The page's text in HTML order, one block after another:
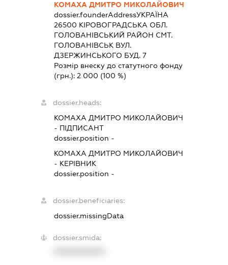
КОМАХА ДМИТРО МИКОЛАЙОВИЧ
dossier.founderAddressУКРАЇНА
26500 КIРОВОГРАДСЬКА ОБЛ.
ГОЛОВАНIВСЬКИЙ РАЙОН СМТ.
ГОЛОВАНІВСЬК ВУЛ.
ДЗЕРЖИНСЬКОГО БУД. 7
Розмір внеску до статутного фонду
(грн.):2 000 (100 %)
dossier.heads:
КОМАХА ДМИТРО МИКОЛАЙОВИЧ
- ПІДПИСАНТ
dossier.position -
КОМАХА ДМИТРО МИКОЛАЙОВИЧ
- КЕРІВНИК
dossier.position -
dossier.beneficiaries:
dossier.missingData
dossier.smida: